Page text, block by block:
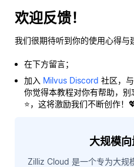
欢迎反馈！
我们很期待听到你的使用心得与
在下方留言；
加入 Milvus Discord 社区，
你觉得本教程对你有帮助，别
⭐，这将激励我们不断创作！
大规模
Zilliz Cloud 是一个专为大规